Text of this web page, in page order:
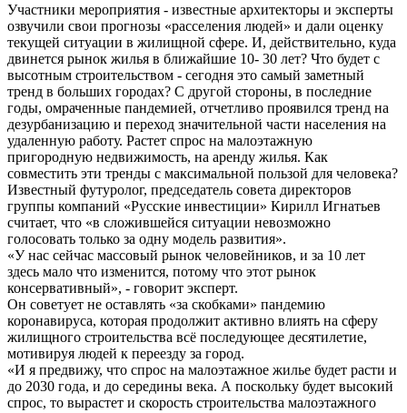
Участники мероприятия - известные архитекторы и эксперты
озвучили свои прогнозы «расселения людей» и дали оценку
текущей ситуации в жилищной сфере. И, действительно, куда
двинется рынок жилья в ближайшие 10- 30 лет? Что будет с
высотным строительством - сегодня это самый заметный
тренд в больших городах? С другой стороны, в последние
годы, омраченные пандемией, отчетливо проявился тренд на
дезурбанизацию и переход значительной части населения на
удаленную работу. Растет спрос на малоэтажную
пригородную недвижимость, на аренду жилья. Как
совместить эти тренды с максимальной пользой для человека?
Известный футуролог, председатель совета директоров
группы компаний «Русские инвестиции» Кирилл Игнатьев
считает, что «в сложившейся ситуации невозможно
голосовать только за одну модель развития».
«У нас сейчас массовый рынок человейников, и за 10 лет
здесь мало что изменится, потому что этот рынок
консервативный», - говорит эксперт.
Он советует не оставлять «за скобками» пандемию
коронавируса, которая продолжит активно влиять на сферу
жилищного строительства всё последующее десятилетие,
мотивируя людей к переезду за город.
«И я предвижу, что спрос на малоэтажное жилье будет расти и
до 2030 года, и до середины века. А поскольку будет высокий
спрос, то вырастет и скорость строительства малоэтажного